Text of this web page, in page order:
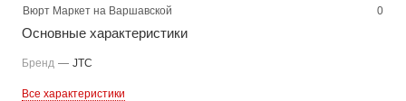
Вюрт Маркет на Варшавской
0
Основные характеристики
Бренд — JTC
Все характеристики